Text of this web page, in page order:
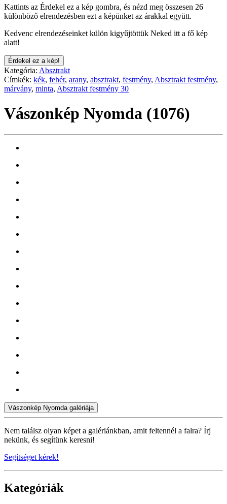
Kattints az Érdekel ez a kép gombra, és nézd meg összesen 26
különböző elrendezésben ezt a képünket az árakkal együtt.
Kedvenc elrendezéseinket külön kigyűjtöttük Neked itt a fő kép
alatt!
Érdekel ez a kép!
Kategória: Absztrakt
Címkék: kék, fehér, arany, absztrakt, festmény, Absztrakt festmény,
márvány, minta, Absztrakt festmény 30
Vászonkép Nyomda (1076)
Vászonkép Nyomda galériája
Nem találsz olyan képet a galériánkban, amit feltennél a falra? Írj
nekünk, és segítünk keresni!
Segítséget kérek!
Kategóriák